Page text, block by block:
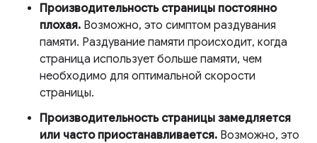
Производительность страницы постоянно
плохая. Возможно, это симптом раздувания
памяти. Раздувание памяти происходит, когда
страница использует больше памяти, чем
необходимо для оптимальной скорости
страницы.
Производительность страницы замедляется
или часто приостанавливается. Возможно, это